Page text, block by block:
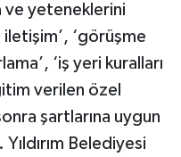
ve yeteneklerini
‘görüşme
‘iş yeri kuralları
verilen özel
şartlarına uygun
Belediyesi